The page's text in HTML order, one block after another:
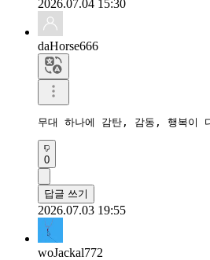
2026.07.04 15:30
daHorse666
무대 하나에 감탄, 감동, 행복이
0
답글 쓰기
2026.07.03 19:55
woJackal772